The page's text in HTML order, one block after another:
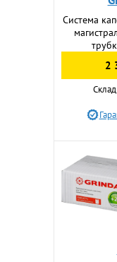
Система
2